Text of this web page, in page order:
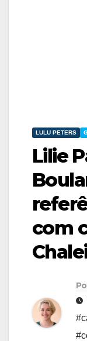
LULU PETERS
Lilie
com